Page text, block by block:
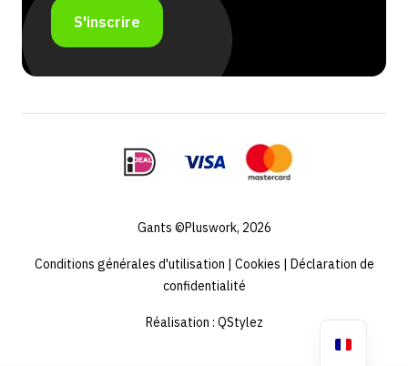
S'inscrire
Gants ©Pluswork, 2026
Conditions générales d'utilisation | Cookies | Déclaration de
confidentialité
Réalisation : QStylez